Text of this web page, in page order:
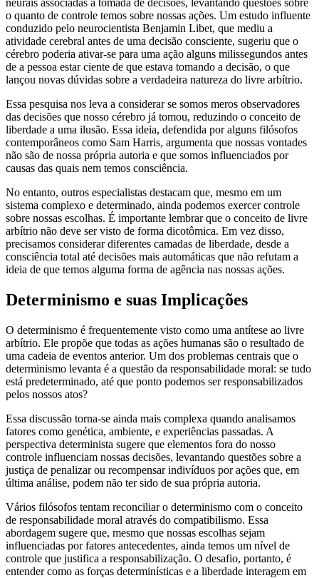
o quanto de controle temos sobre nossas ações. Um estudo influente
conduzido pelo neurocientista Benjamin Libet, que mediu a
atividade cerebral antes de uma decisão consciente, sugeriu que o
cérebro poderia ativar-se para uma ação alguns milissegundos antes
de a pessoa estar ciente de que estava tomando a decisão, o que
lançou novas dúvidas sobre a verdadeira natureza do livre arbítrio.
Essa pesquisa nos leva a considerar se somos meros observadores
das decisões que nosso cérebro já tomou, reduzindo o conceito de
liberdade a uma ilusão. Essa ideia, defendida por alguns filósofos
contemporâneos como Sam Harris, argumenta que nossas vontades
não são de nossa própria autoria e que somos influenciados por
causas das quais nem temos consciência.
No entanto, outros especialistas destacam que, mesmo em um
sistema complexo e determinado, ainda podemos exercer controle
sobre nossas escolhas. É importante lembrar que o conceito de livre
arbítrio não deve ser visto de forma dicotômica. Em vez disso,
precisamos considerar diferentes camadas de liberdade, desde a
consciência total até decisões mais automáticas que não refutam a
ideia de que temos alguma forma de agência nas nossas ações.
Determinismo e suas Implicações
O determinismo é frequentemente visto como uma antítese ao livre
arbítrio. Ele propõe que todas as ações humanas são o resultado de
uma cadeia de eventos anterior. Um dos problemas centrais que o
determinismo levanta é a questão da responsabilidade moral: se tudo
está predeterminado, até que ponto podemos ser responsabilizados
pelos nossos atos?
Essa discussão torna-se ainda mais complexa quando analisamos
fatores como genética, ambiente, e experiências passadas. A
perspectiva determinista sugere que elementos fora do nosso
controle influenciam nossas decisões, levantando questões sobre a
justiça de penalizar ou recompensar indivíduos por ações que, em
última análise, podem não ter sido de sua própria autoria.
Vários filósofos tentam reconciliar o determinismo com o conceito
de responsabilidade moral através do compatibilismo. Essa
abordagem sugere que, mesmo que nossas escolhas sejam
influenciadas por fatores antecedentes, ainda temos um nível de
controle que justifica a responsabilização. O desafio, portanto, é
entender como as forças determinísticas e a liberdade interagem em